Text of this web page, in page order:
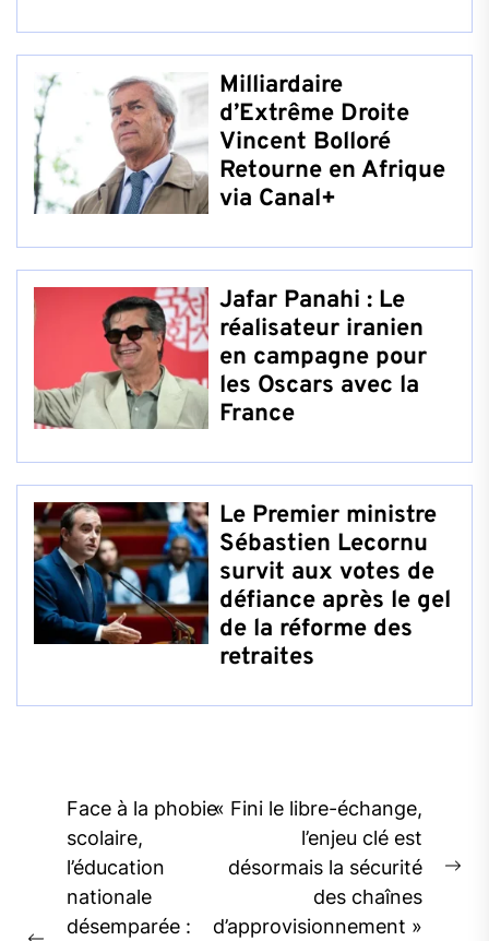
Milliardaire
d’Extrême Droite
Vincent Bolloré
Retourne en Afrique
via Canal+
Jafar Panahi : Le
réalisateur iranien
en campagne pour
les Oscars avec la
France
Le Premier ministre
Sébastien Lecornu
survit aux votes de
défiance après le gel
de la réforme des
retraites
Post
navigation
Face à la phobie
scolaire,
l’éducation
nationale
désemparée :
« Fini le libre-échange,
l’enjeu clé est
désormais la sécurité
des chaînes
d’approvisionnement »